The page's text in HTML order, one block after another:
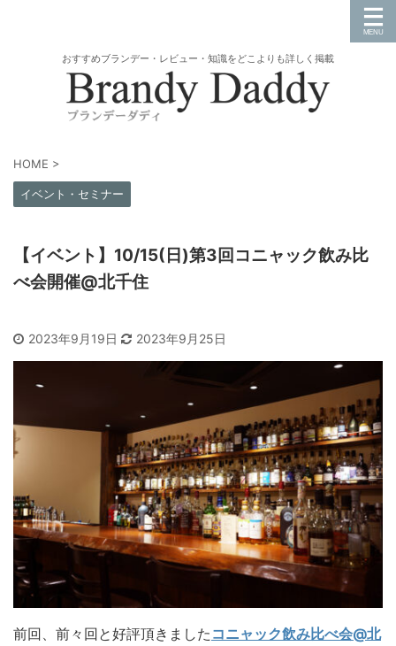
おすすめブランデー・レビュー・知識をどこよりも詳しく掲載
HOME >
イベント・セミナー
【イベント】10/15(日)第3回コニャック飲み比
べ会開催@北千住
2023年9月19日 2023年9月25日
前回、前々回と好評頂きました コニャック飲み比べ会@北